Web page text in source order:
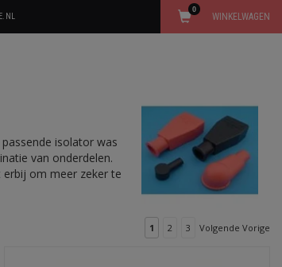
WINKELWAGEN
0
isolator was
van onderdelen.
om meer zeker te
1 2 3 Volgende Vorige